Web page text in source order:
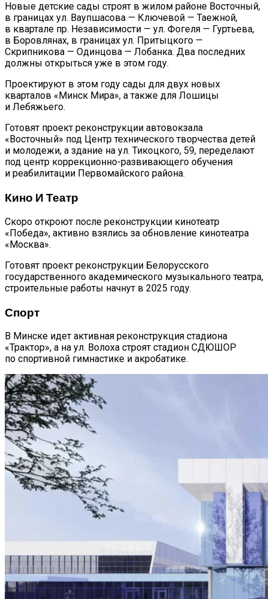
Новые детские сады строят в жилом районе Восточный,
в границах ул. Ваупшасова — Ключевой — Таежной,
в квартале пр. Независимости — ул. Фогеля — Гуртьева,
в Боровлянах, в границах ул. Притыцкого —
Скрипникова — Одинцова — Лобанка. Два последних
должны открыться уже в этом году.
Проектируют в этом году сады для двух новых
кварталов «Минск Мира», а также для Лошицы
и Лебяжьего.
Готовят проект реконструкции автовокзала
«Восточный» под Центр технического творчества детей
и молодежи, а здание на ул. Тикоцкого, 59, переделают
под центр коррекционно-развивающего обучения
и реабилитации Первомайского района.
Кино И Театр
Скоро откроют после реконструкции кинотеатр
«Победа», активно взялись за обновление кинотеатра
«Москва».
Готовят проект реконструкции Белорусского
государственного академического музыкального театра,
строительные работы начнут в 2025 году.
Спорт
В Минске идет активная реконструкция стадиона
«Трактор», а на ул. Волоха строят стадион СДЮШОР
по спортивной гимнастике и акробатике.